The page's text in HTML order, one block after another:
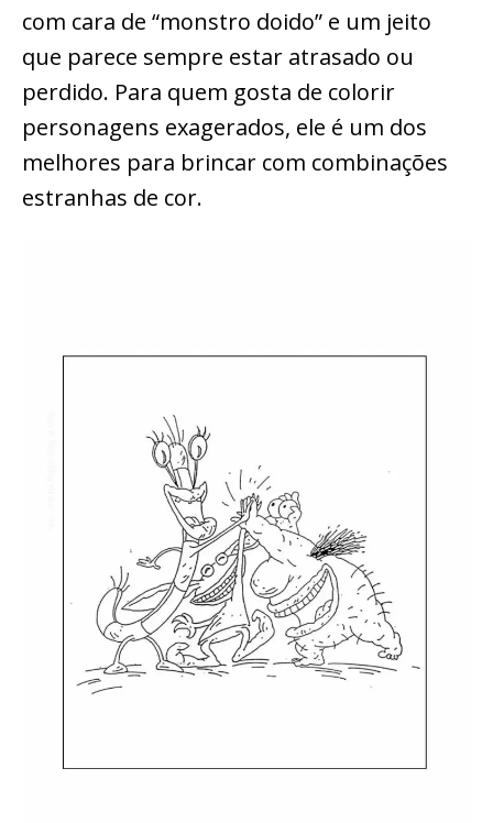
com cara de “monstro doido” e um jeito
que parece sempre estar atrasado ou
perdido. Para quem gosta de colorir
personagens exagerados, ele é um dos
melhores para brincar com combinações
estranhas de cor.